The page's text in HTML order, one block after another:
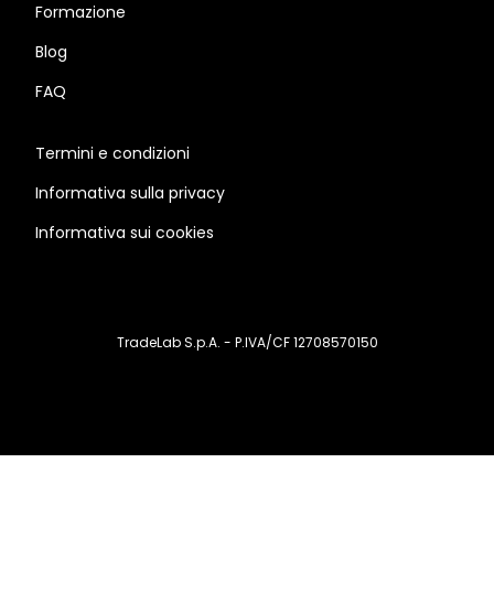
Formazione
Blog
FAQ
Termini e condizioni
Informativa sulla privacy
Informativa sui cookies
TradeLab S.p.A. - P.IVA/CF 12708570150